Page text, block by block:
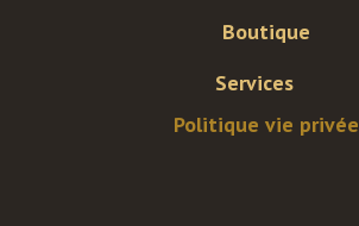
Boutique
Services
Politique vie privée